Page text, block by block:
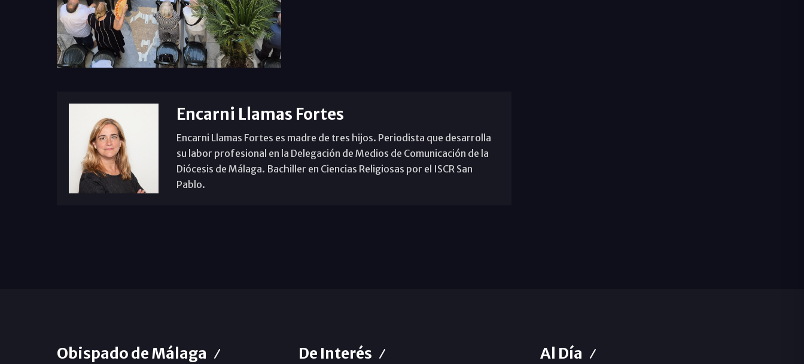
Encarni Llamas Fortes
Encarni Llamas Fortes es madre de tres hijos. Periodista que desarrolla
su labor profesional en la Delegación de Medios de Comunicación de la
Diócesis de Málaga. Bachiller en Ciencias Religiosas por el ISCR San
Pablo.
Obispado de Málaga De Interés Al Día